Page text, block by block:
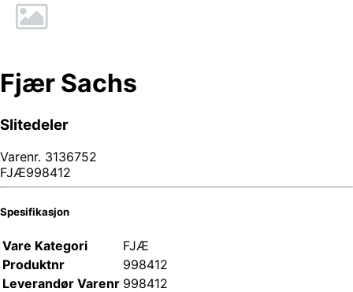
Fjær Sachs
Slitedeler
Varenr. 3136752
FJÆ998412
Spesifikasjon
Vare Kategori
FJÆ
Produktnr
998412
Leverandør Varenr 998412